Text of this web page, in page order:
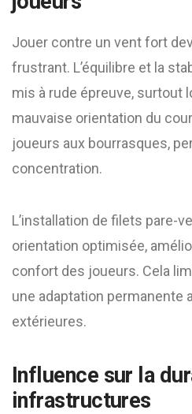
Jouer contre un vent fort
frustrant. L’équilibre et la
mis à rude épreuve, surtout
mauvaise orientation du
joueurs aux bourrasques,
concentration.
L’installation de filets pare-
orientation optimisée,
confort des joueurs. Cela
une adaptation permanente
extérieures.
Influence sur la
infrastructures